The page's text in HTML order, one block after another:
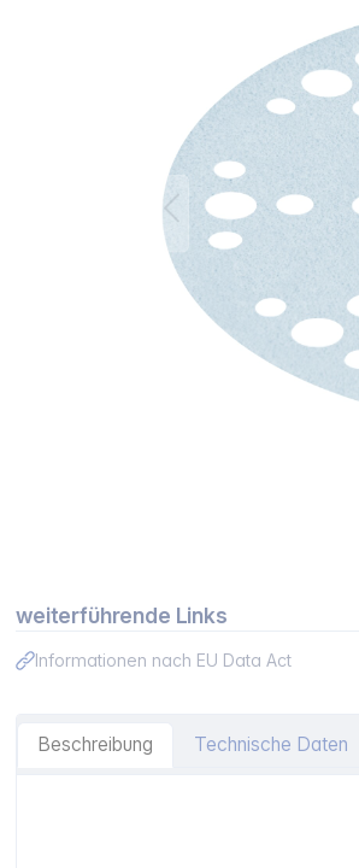
weiterführende Links
Informationen nach EU Data Act
Beschreibung Technische Daten